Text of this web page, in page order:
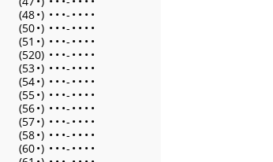
(48•) • • •- • • • •
(50•) • • •- • • • •
(51 •) • • •- • • • •
(520) • • •- • • • •
(53•) • • •- • • • •
(54•) • • •- • • • •
(55•) • • •- • • • •
(56•) • • •- • • • •
(57•) • • •- • • • •
(58•) • • •- • • • •
(60•) • • •- • • • •